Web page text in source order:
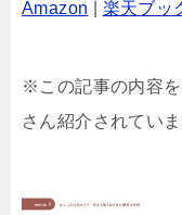
Amazon 楽天ブッ
※この記事の内容を
さん紹介されていま